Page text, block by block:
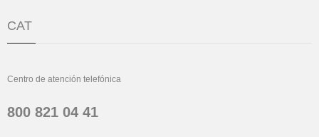
CAT
Centro de atención telefónica
800 821 04 41